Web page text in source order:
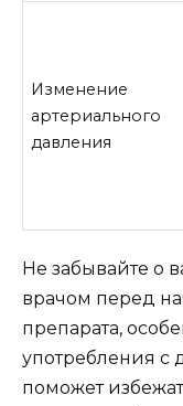
Изменение
артериального
давления
Не забывайте о
врачом перед
препарата,
употребления с
поможет